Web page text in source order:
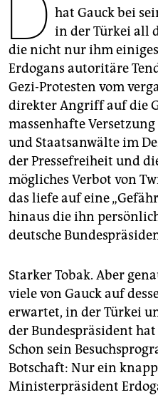
genossenschaft
epaper login
hat Gauck bei
in der Türkei all
die nicht nur ihm
Erdogans autoritäre
Gezi-Protesten vom
direkter Angriff auf die
massenhafte
und Staatsanwälte im
der Pressefreiheit und
mögliches Verbot von
das liefe auf eine
hinaus die ihn
deutsche
Starker Tobak. Aber
viele von Gauck auf
erwartet, in der Türkei
der Bundespräsident
Schon sein
Botschaft: Nur ein
Ministerpräsident